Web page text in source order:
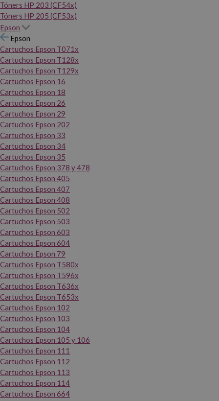
Tóners HP 203 (CF54x)
Tóners HP 205 (CF53x)
Epson
Epson
Cartuchos Epson T071x
Cartuchos Epson T128x
Cartuchos Epson T129x
Cartuchos Epson 16
Cartuchos Epson 18
Cartuchos Epson 26
Cartuchos Epson 29
Cartuchos Epson 202
Cartuchos Epson 33
Cartuchos Epson 34
Cartuchos Epson 35
Cartuchos Epson 378 y 478
Cartuchos Epson 405
Cartuchos Epson 407
Cartuchos Epson 408
Cartuchos Epson 502
Cartuchos Epson 503
Cartuchos Epson 603
Cartuchos Epson 604
Cartuchos Epson 79
Cartuchos Epson T580x
Cartuchos Epson T596x
Cartuchos Epson T636x
Cartuchos Epson T653x
Cartuchos Epson 102
Cartuchos Epson 103
Cartuchos Epson 104
Cartuchos Epson 105 y 106
Cartuchos Epson 111
Cartuchos Epson 112
Cartuchos Epson 113
Cartuchos Epson 114
Cartuchos Epson 664